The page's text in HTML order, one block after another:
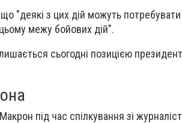
"деякі з цих дій можуть
межу бойових дій".
сьогодні позицією
під час спілкування зі